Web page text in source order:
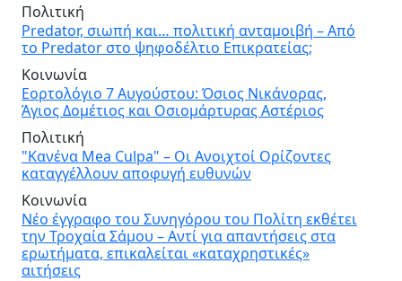
Πολιτική
Predator, σιωπή και… πολιτική ανταμοιβή – Από
το Predator στο ψηφοδέλτιο Επικρατείας;
Κοινωνία
Εορτολόγιο 7 Αυγούστου: Όσιος Νικάνορας,
Άγιος Δομέτιος και Οσιομάρτυρας Αστέριος
Πολιτική
"Κανένα Mea Culpa" – Οι Ανοιχτοί Ορίζοντες
καταγγέλλουν αποφυγή ευθυνών
Κοινωνία
Νέο έγγραφο του Συνηγόρου του Πολίτη εκθέτει
την Τροχαία Σάμου – Αντί για απαντήσεις στα
ερωτήματα, επικαλείται «καταχρηστικές»
αιτήσεις